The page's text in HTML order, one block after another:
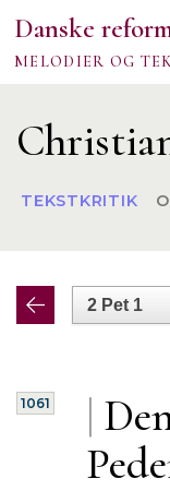
Danske
MELODIER OG
TEKSTKRITIK
|
1061